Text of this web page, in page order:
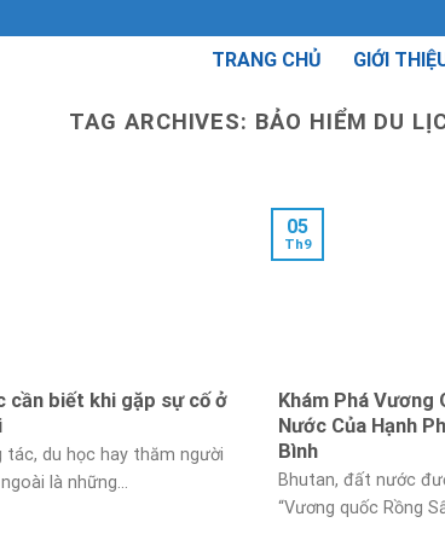
TRANG CHỦ GIỚI
TAG ARCHIVES: BẢO HIỂM DU
cần biết khi gặp sự cố ở
tác, du học hay thăm người
là những...
Khám Phá Vương
Nước Của Hạnh
Bình
Bhutan, đất nước
“Vương quốc Rồng
05
Th9